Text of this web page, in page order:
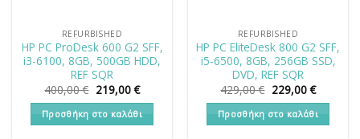
REFURBISHED
HP PC ProDesk 600 G2 SFF,
i3-6100, 8GB, 500GB HDD,
REF SQR
400,00€ Original
price
was:
400,00 €.
219,00€Η
τρέχουσα
τιμή
είναι:
219,00 €.
Προσθήκη στο καλάθι
REFURBISHED
HP PC EliteDesk 800 G2 SFF,
i5-6500, 8GB, 256GB SSD,
DVD, REF SQR
429,00€ Original
price
was:
429,00 €.
229,00€Η
τιμή
είναι:
229,00
Προσθήκη στο καλάθι